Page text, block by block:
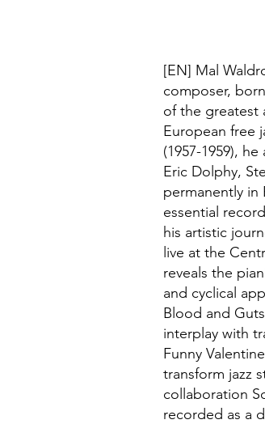
[EN] Mal
composer,
of the greatest
European free
(1957-1959),
Eric Dolphy,
permanently in
essential
his artistic
live at the
reveals the
and cyclical
Blood and
interplay with
Funny
transform jazz
collaboration
recorded as a